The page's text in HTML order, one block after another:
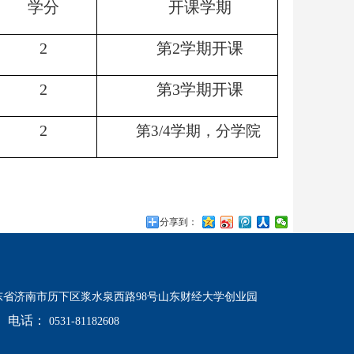
学分 开课学期
2 第2学期开课
2 第3学期开课
2 第3/4学期，分学院
分享到：
省济南市历下区浆水泉西路98号山东财经大学创业园
电话： 0531-81182608